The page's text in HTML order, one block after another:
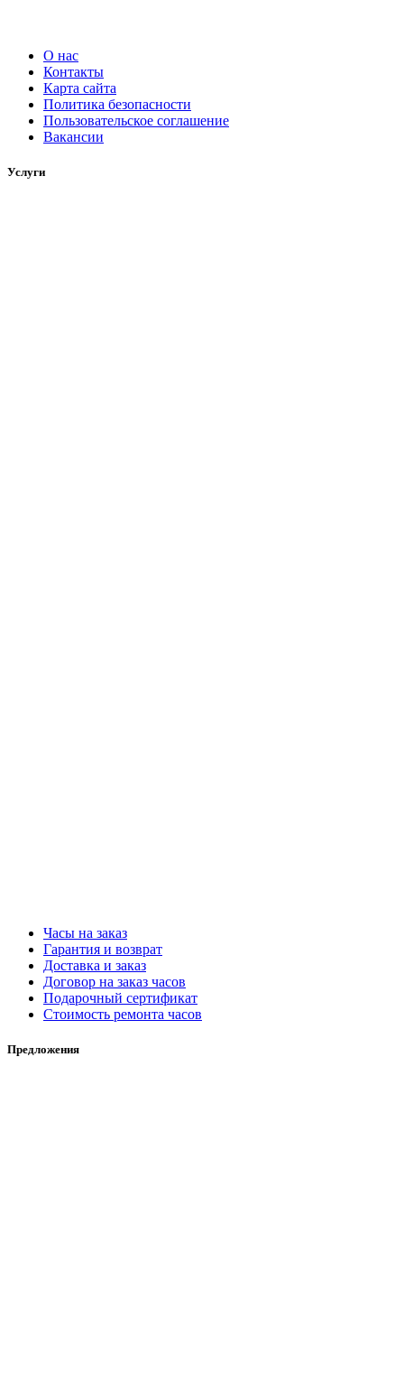
О нас
Контакты
Карта сайта
Политика безопасности
Пользовательское соглашение
Вакансии
Услуги
Часы на заказ
Гарантия и возврат
Доставка и заказ
Договор на заказ часов
Подарочный сертификат
Стоимость ремонта часов
Предложения